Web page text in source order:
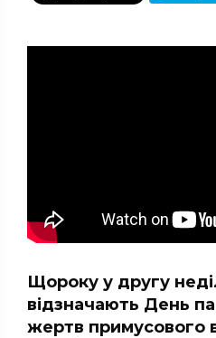
Щороку у другу
відзначають День
жертв примусового